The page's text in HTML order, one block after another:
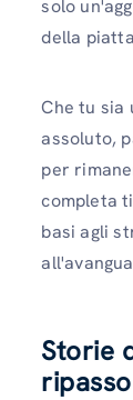
solo
della
Che tu sia
assoluto,
per
completa
basi agli
Storie